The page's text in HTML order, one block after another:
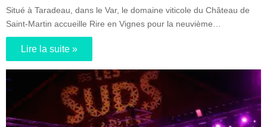
Situé à Taradeau, dans le Var, le domaine viticole du Château de
Saint-Martin accueille Rire en Vignes pour la neuvième…
Lire la suite »